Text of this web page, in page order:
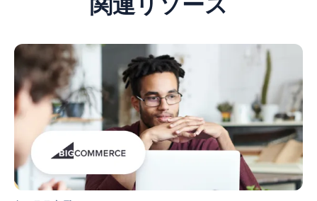
関連リソース
BigCommerce、
シ
ス
テ
ム
を
合
理
化
し